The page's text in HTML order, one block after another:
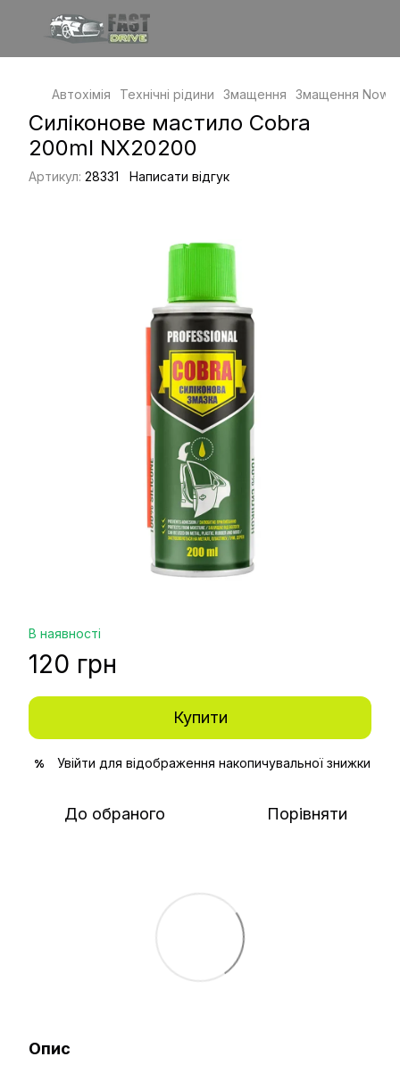
Автохімія Технічні рідини Змащення Змащення
Силіконове мастило Cobra
200ml NX20200
Артикул: 28331 Написати відгук
В наявності
120 грн
Купити
% Увійти для відображення накопичувальної знижки
До обраного Порівняти
Опис